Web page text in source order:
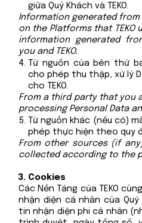
giữa Quý Khách và TEKO.
Information generated
on the Platforms that TEKO
information generated
you and TEKO.
Từ nguồn của bên thứ
cho phép thu thập, xử lý
cho TEKO.
From a third party that you
processing Personal Data
Từ nguồn khác (nếu có)
phép thực hiện theo quy
From other sources (if
collected according to the
Cookies
Các Nền Tảng của TEKO
nhận diện cá nhân của
tin nhận diện phi cá nhân